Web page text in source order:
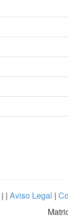
| | Aviso Legal |